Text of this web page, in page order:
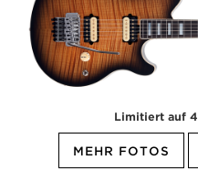
Limitiert auf
MEHR FOTOS